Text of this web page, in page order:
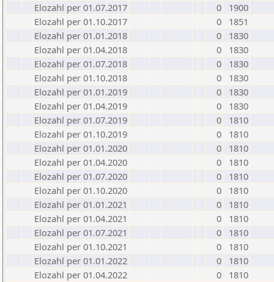
Elozahl per 01.07.2017
0
1900
Elozahl per 01.10.2017
0
1851
Elozahl per 01.01.2018
0
1830
Elozahl per 01.04.2018
0
1830
Elozahl per 01.07.2018
0
1830
Elozahl per 01.10.2018
0
1830
Elozahl per 01.01.2019
0
1830
Elozahl per 01.04.2019
0
1830
Elozahl per 01.07.2019
0
1810
Elozahl per 01.10.2019
0
1810
Elozahl per 01.01.2020
0
1810
Elozahl per 01.04.2020
0
1810
Elozahl per 01.07.2020
0
1810
Elozahl per 01.10.2020
0
1810
Elozahl per 01.01.2021
0
1810
Elozahl per 01.04.2021
0
1810
Elozahl per 01.07.2021
0
1810
Elozahl per 01.10.2021
0
1810
Elozahl per 01.01.2022
0
1810
Elozahl per 01.04.2022
0
1810